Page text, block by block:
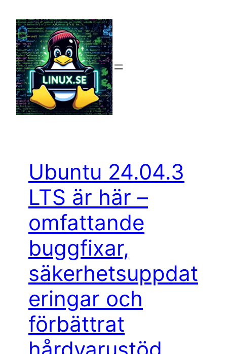
innehåll
Ubuntu 24.04.3
LTS är här –
omfattande
buggfixar,
säkerhetsuppdat
eringar och
förbättrat